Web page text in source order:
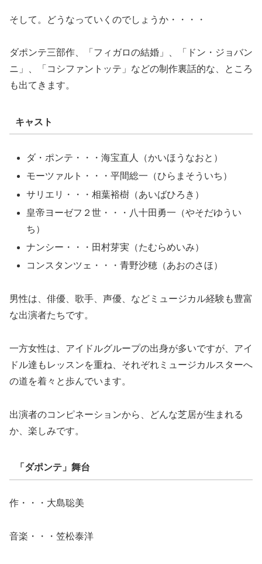
そして。どうなっていくのでしょうか・・・・
ダポンテ三部作、「フィガロの結婚」、「ドン・ジョバン
ニ」、「コシファントッテ」などの制作裏話的な、ところ
も出てきます。
キャスト
ダ・ポンテ・・・海宝直人（かいほうなおと）
モーツァルト・・・平間総一（ひらまそういち）
サリエリ・・・相葉裕樹（あいばひろき）
皇帝ヨーゼフ２世・・・八十田勇一（やそだゆうい
ち）
ナンシー・・・田村芽実（たむらめいみ）
コンスタンツェ・・・青野沙穂（あおのさほ）
男性は、俳優、歌手、声優、などミュージカル経験も豊富
な出演者たちです。
一方女性は、アイドルグループの出身が多いですが、アイ
ドル達もレッスンを重ね、それぞれミュージカルスターへ
の道を着々と歩んでいます。
出演者のコンピネーションから、どんな芝居が生まれる
か、楽しみです。
「ダポンテ」舞台
作・・・大島聡美
音楽・・・笠松泰洋